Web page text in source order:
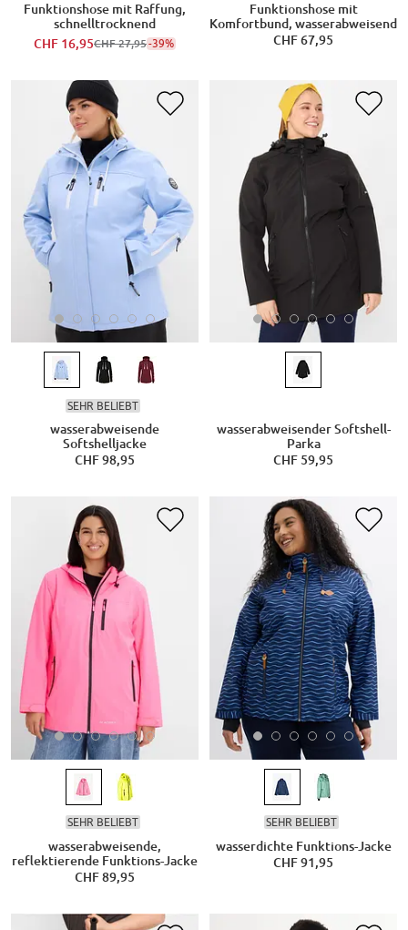
Funktionshose mit Raffung,
schnelltrocknend
CHF 16,95CHF 27,95-39%
Funktionshose mit
Komfortbund, wasserabweisend
CHF 67,95
SEHR BELIEBT
wasserabweisende
Softshelljacke
CHF 98,95
wasserabweisender Softshell-
Parka
CHF 59,95
SEHR BELIEBT
wasserabweisende,
reflektierende Funktions-Jacke
CHF 89,95
SEHR BELIEBT
wasserdichte Funktions-Jacke
CHF 91,95